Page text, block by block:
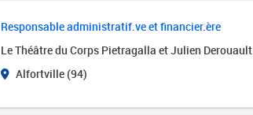
Responsable administratif.ve et financier.ère
Le Théâtre du Corps Pietragalla et Julien Derouault
Alfortville (94)